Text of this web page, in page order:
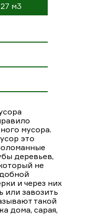
м3
мусора.
это
деревьев,
не
и через них
или завозить
такой
дома, сарая,